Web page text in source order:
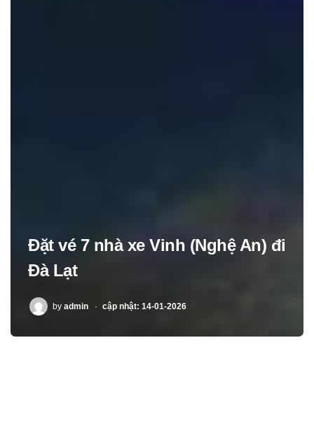
Đặt vé 7 nhà xe Vinh (Nghệ An) đi
Đà Lạt
POSTED
by admin cập nhật: 14-01-2026